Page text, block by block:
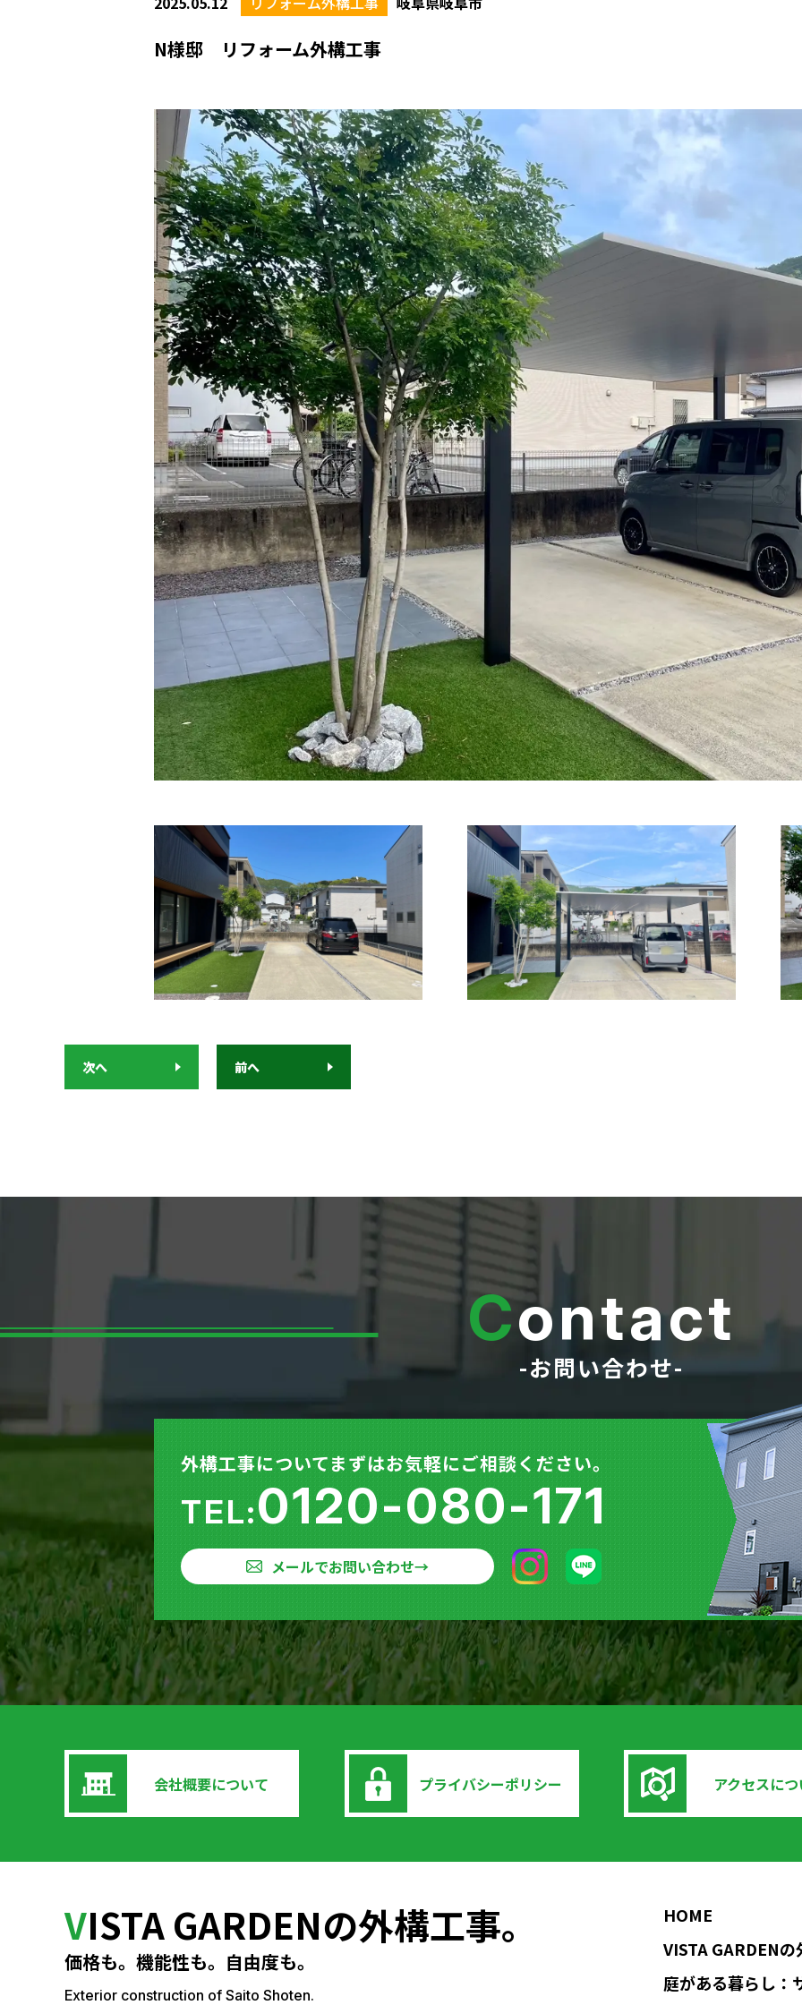
N様邸 リフォーム外構工事
次へ 前へ
Contact
-お問い合わせ-
外構工事についてまずはお気軽にご相談ください。
TEL:0120-080-171
メールでお問い合わせ→
会社概要について プライバシーポリシー アクセスに
VISTA GARDENの外構工事。
価格も。機能性も。自由度も。
Exterior construction of Saito Shoten.
HOME
VISTA GARDEN
庭がある暮らし：